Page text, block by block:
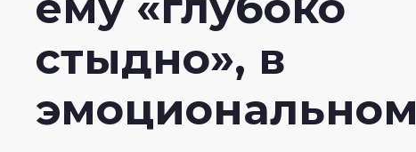
стыдно», в
эмоциональном